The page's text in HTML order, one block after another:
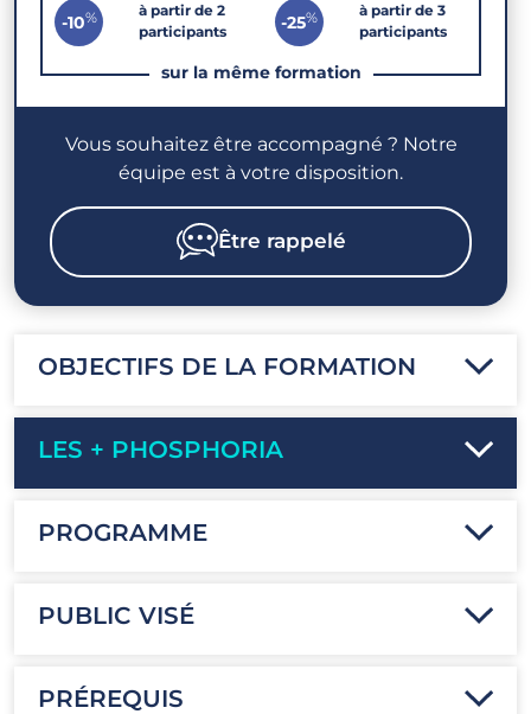
sur la même formation
-10%
à partir de 2
participants
-25%
à partir de 3
participants
Vous souhaitez être accompagné ? Notre
équipe est à votre disposition.
Être rappelé
OBJECTIFS DE LA FORMATION
LES + PHOSPHORIA
PROGRAMME
PUBLIC VISÉ
PRÉREQUIS